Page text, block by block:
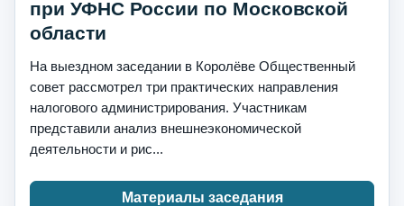
при УФНС России по Московской
области
На выездном заседании в Королёве Общественный
совет рассмотрел три практических направления
налогового администрирования. Участникам
представили анализ внешнеэкономической
деятельности и рис...
Материалы заседания